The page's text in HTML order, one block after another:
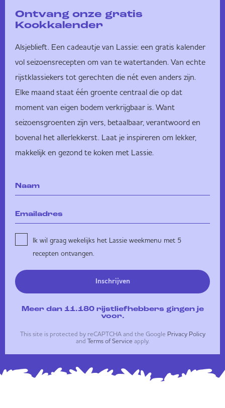
Ontvang onze gratis
Kookkalender
Alsjeblieft. Een cadeautje van Lassie: een gratis kalender
vol seizoensrecepten om van te watertanden. Van echte
rijstklassiekers tot gerechten die nét even anders zijn.
Elke maand staat één groente centraal die op dat
moment van eigen bodem verkrijgbaar is. Want
seizoensgroenten zijn vers, betaalbaar, verantwoord en
bovenal het allerlekkerst. Laat je inspireren om lekker,
makkelijk en gezond te koken met Lassie.
Ik wil graag wekelijks het Lassie weekmenu met 5
recepten ontvangen.
Inschrijven
Meer dan 11.180 rijstliefhebbers gingen je
voor.
This site is protected by reCAPTCHA and the Google Privacy Policy
and Terms of Service apply.